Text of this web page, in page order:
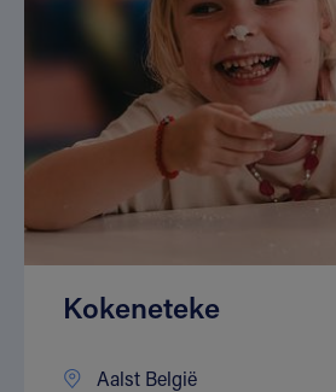
Kokeneteke
Aalst België